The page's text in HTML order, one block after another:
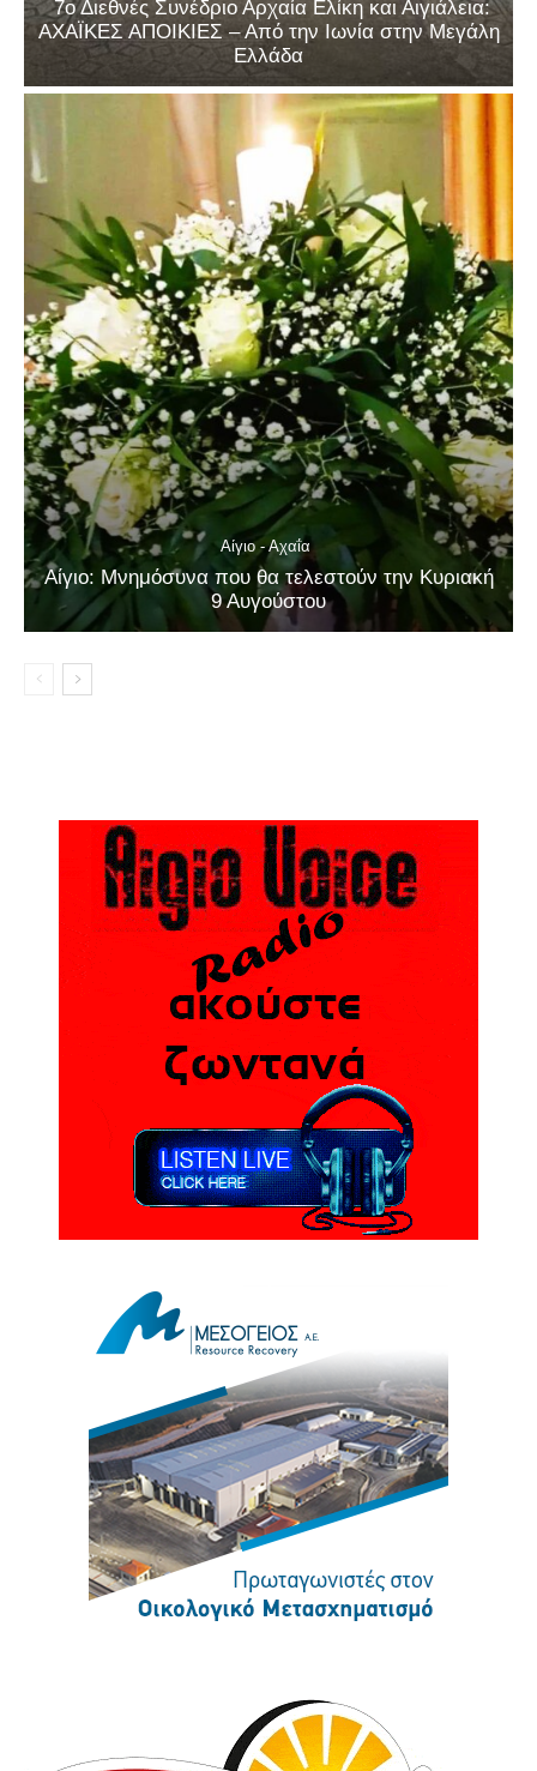
7ο Διεθνές Συνέδριο Αρχαία Ελίκη και Αιγιάλεια:
ΑΧΑΪΚΕΣ ΑΠΟΙΚΙΕΣ – Από την Ιωνία στην Μεγάλη
Ελλάδα
Αίγιο - Αχαΐα
Αίγιο: Μνημόσυνα που θα τελεστούν την Κυριακή
9 Αυγούστου